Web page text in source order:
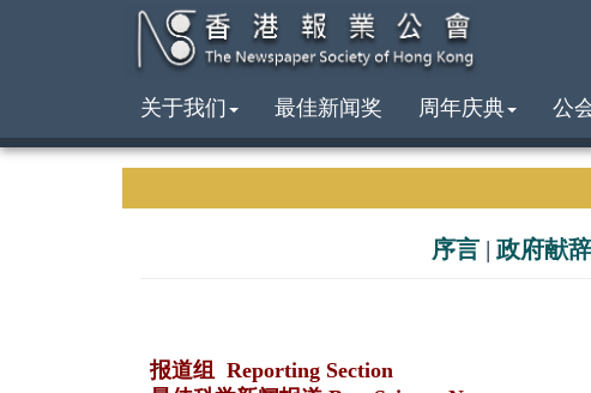
关于我们 最佳新闻奖 周年庆典 公
序言 | 政府献辞
报道组 Reporting Section